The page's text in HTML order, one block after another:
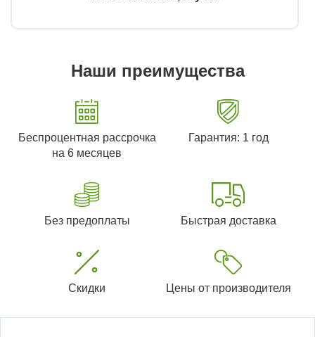
Наши преимущества
Беспроцентная рассрочка
на 6 месяцев
Гарантия: 1 год
Без предоплаты Быстрая доставка
Скидки Цены от производителя